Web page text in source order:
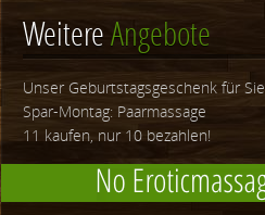
WeitereAngebote
Unser Geburtstagsgeschenk für Sie
Spar-Montag: Paarmassage
11 kaufen, nur 10 bezahlen!